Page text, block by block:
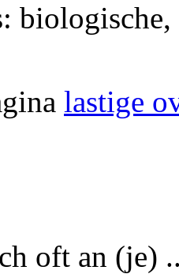
biologische,
lastige
oft an (je)